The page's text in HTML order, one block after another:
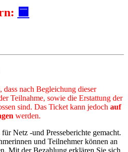
🟦
nach Begleichung dieser
Teilnahme, sowie die Erstattung der
sind. Das Ticket kann jedoch auf
werden.
Netz -und Presseberichte gemacht.
und Teilnehmer können an